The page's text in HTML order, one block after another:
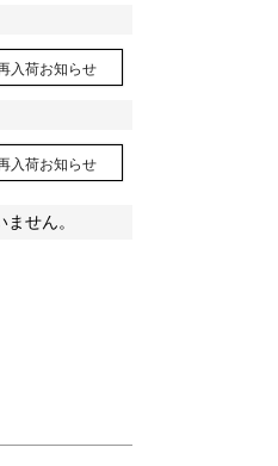
入荷お知らせ
入荷お知らせ
せん。